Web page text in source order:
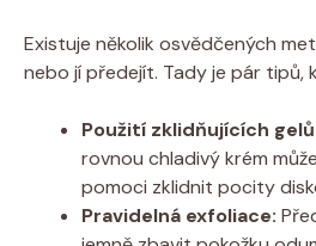
Existuje ⁢několik osvědčených
nebo jí předejít. Tady je ⁣pár ⁤tipů,
Použití zklidňujících
rovnou chladivý krém
pomoci zklidnit ​pocity
Pravidelná exfoliace: